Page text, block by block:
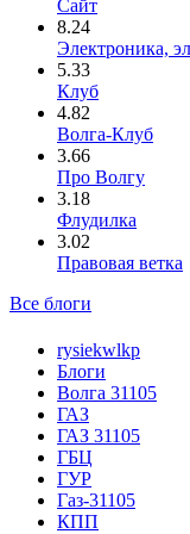
Сайт
8.24
Электроника,
5.33
Клуб
4.82
Волга-Клуб
3.66
Про Волгу
3.18
Флудилка
3.02
Правовая ветка
Все блоги
rysiekwlkp
Блоги
Волга 31105
ГАЗ
ГАЗ 31105
ГБЦ
ГУР
Газ-31105
КПП